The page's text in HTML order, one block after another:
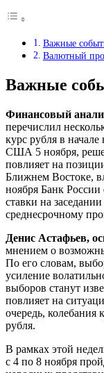
Важные
Валютный
Важные
Финансовый
перечислил
курс рубля в
США 5 ноября,
повлияет на
Ближнем Востоке,
ноября Банк
ставки на
среднесрочному
Денис Астафьев,
мнением о
По его словам,
усиление
выборов станут
повлияет на
очередь, колебания
рубля.
В рамках этой
с 4 по 8 ноября